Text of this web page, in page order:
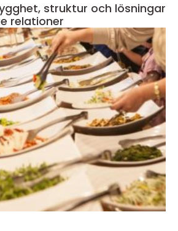
struktur och lösningar
relationer